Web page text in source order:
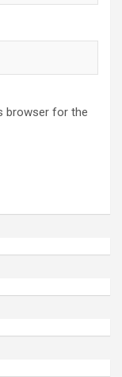
browser for the